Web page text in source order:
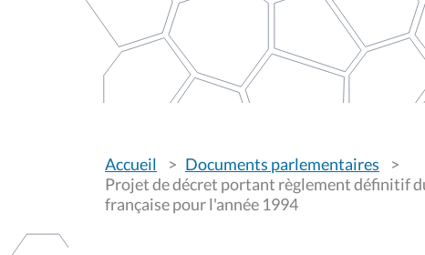
o
u
s
ê
Accueil
Documents parlementaires
Projet de décret portant règlement définitif
française pour l'année 1994